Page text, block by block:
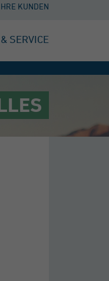
SERVICE
KUNDEN